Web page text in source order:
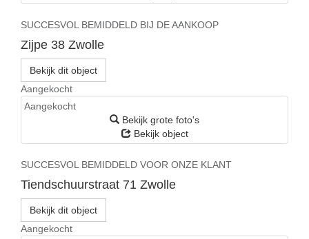
SUCCESVOL BEMIDDELD BIJ DE AANKOOP
Zijpe 38 Zwolle
Bekijk dit object
Aangekocht
Aangekocht
Bekijk grote foto's
Bekijk object
SUCCESVOL BEMIDDELD VOOR ONZE KLANT
Tiendschuurstraat 71 Zwolle
Bekijk dit object
Aangekocht